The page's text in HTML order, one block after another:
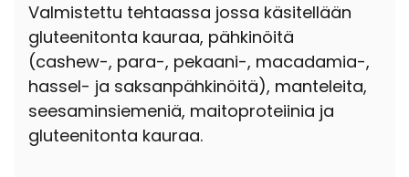
Valmistettu tehtaassa jossa käsitellään
gluteenitonta kauraa, pähkinöitä
(cashew-, para-, pekaani-, macadamia-,
hassel- ja saksanpähkinöitä), manteleita,
seesaminsiemeniä, maitoproteiinia ja
gluteenitonta kauraa.